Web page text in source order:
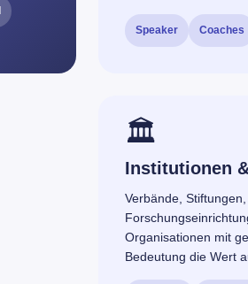
Speaker Coaches
🏛️
Institutionen
Verbände, Stiftungen,
Organisationen mit
Bedeutung die Wert